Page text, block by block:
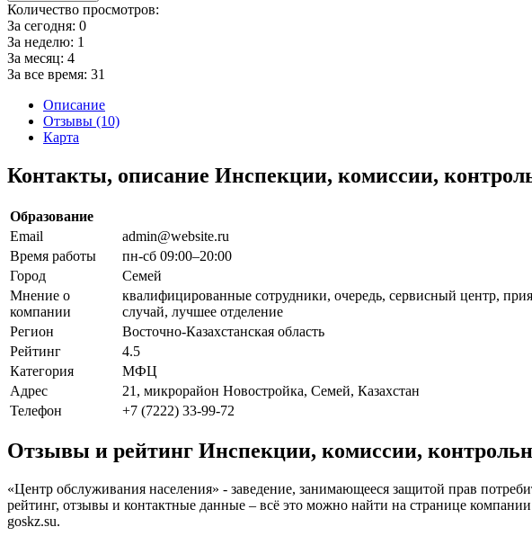
Количество просмотров:
За сегодня: 0
За неделю: 1
За месяц: 4
За все время: 31
Описание
Отзывы (10)
Карта
Контакты, описание Инспекции, комиссии,
Образование
Email
admin@website.ru
Время работы
пн-сб 09:00–20:00
Город
Семей
Мнение о
компании
квалифицированные сотрудники, очередь, сервисный центр,
случай, лучшее отделение
Регион
Восточно-Казахстанская область
Рейтинг
4.5
Категория
МФЦ
Адрес
21, микрорайон Новостройка, Семей, Казахстан
Телефон
+7 (7222) 33-99-72
Отзывы и рейтинг Инспекции, комиссии,
«Центр обслуживания населения» - заведение, занимающееся защитой прав
рейтинг, отзывы и контактные данные – всё это можно найти на странице
goskz.su.